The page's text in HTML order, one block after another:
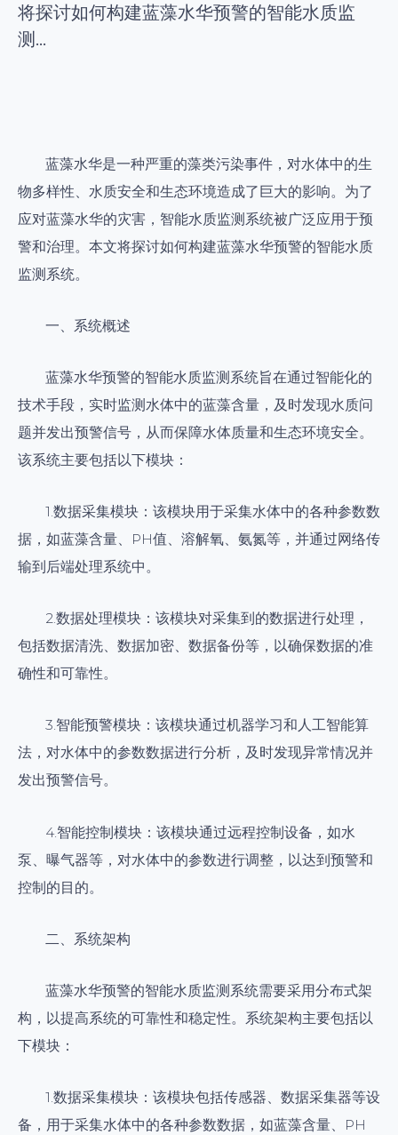
将探讨如何构建蓝藻水华预警的智能水质监
测...
蓝藻水华是一种严重的藻类污染事件，对水体中的生
物多样性、水质安全和生态环境造成了巨大的影响。为了
应对蓝藻水华的灾害，智能水质监测系统被广泛应用于预
警和治理。本文将探讨如何构建蓝藻水华预警的智能水质
监测系统。
一、系统概述
蓝藻水华预警的智能水质监测系统旨在通过智能化的
技术手段，实时监测水体中的蓝藻含量，及时发现水质问
题并发出预警信号，从而保障水体质量和生态环境安全。
该系统主要包括以下模块：
1.数据采集模块：该模块用于采集水体中的各种参数数
据，如蓝藻含量、PH值、溶解氧、氨氮等，并通过网络传
输到后端处理系统中。
2.数据处理模块：该模块对采集到的数据进行处理，
包括数据清洗、数据加密、数据备份等，以确保数据的准
确性和可靠性。
3.智能预警模块：该模块通过机器学习和人工智能算
法，对水体中的参数数据进行分析，及时发现异常情况并
发出预警信号。
4.智能控制模块：该模块通过远程控制设备，如水
泵、曝气器等，对水体中的参数进行调整，以达到预警和
控制的目的。
二、系统架构
蓝藻水华预警的智能水质监测系统需要采用分布式架
构，以提高系统的可靠性和稳定性。系统架构主要包括以
下模块：
1.数据采集模块：该模块包括传感器、数据采集器等设
备，用于采集水体中的各种参数数据，如蓝藻含量、PH